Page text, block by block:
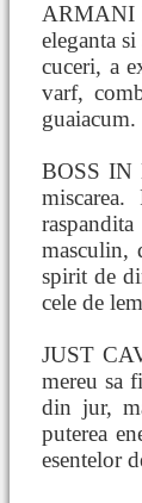
ARMANI
eleganta
cuceri, a
varf,
guaiacum.
BOSS IN
masculin,
spirit de
cele de
JUST
mereu sa
din jur,
puterea
esentelor